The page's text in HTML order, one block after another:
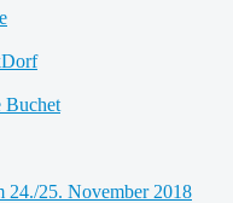
Buchet
24./25. November 2018